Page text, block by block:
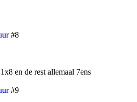
#8
en de rest allemaal 7ens
#9